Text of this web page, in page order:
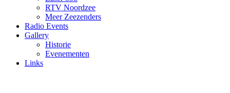
RTV Noordzee
Meer Zeezenders
Radio Events
Gallery
Historie
Evenementen
Links